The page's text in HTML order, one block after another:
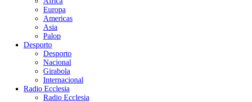
Europa
Americas
Asia
Palop
Desporto
Desporto
Nacional
Girabola
Internacional
Radio Ecclesia
Radio Ecclesia